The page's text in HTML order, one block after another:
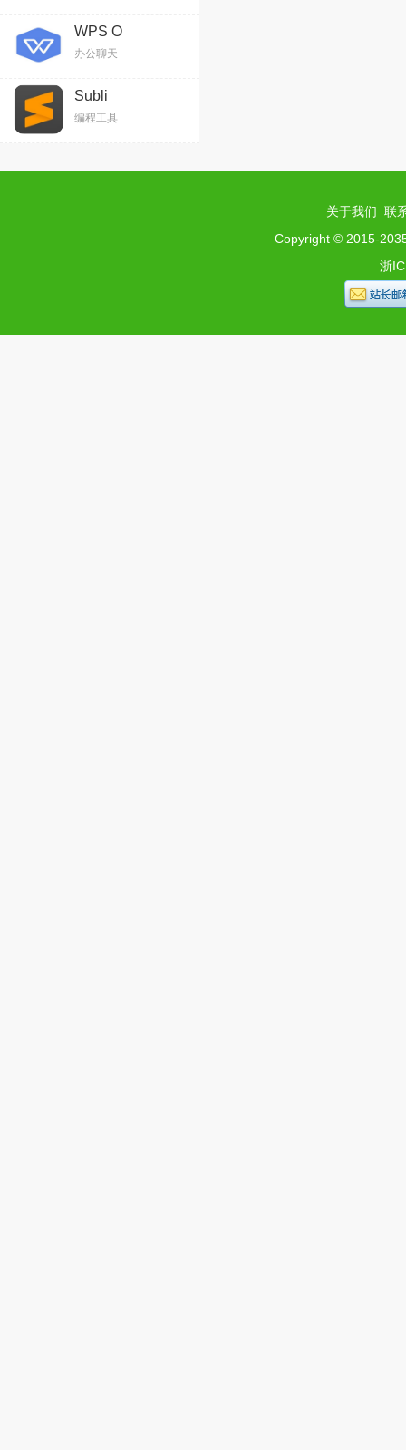
WPS O
办公聊天
Subli
编程工具
关于我们 联
Copyright © 2015-
浙